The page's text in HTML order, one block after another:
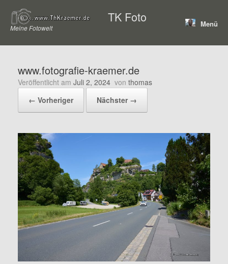
Inhalt
springen
TK Foto
Meine Fotowelt Menü
www.fotografie-kraemer.de
Veröffentlicht am Juli 2, 2024 von thomas
← Vorheriger
Nächster →